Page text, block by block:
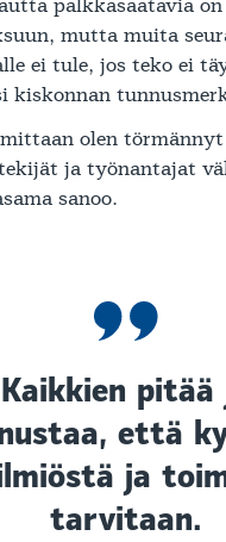
palkkasaatavia
mutta muita
ei tule, jos teko ei
kiskonnan
olen
ja työnantajat
sanoo.
Kaikkien pitää
että
ja
tarvitaan.